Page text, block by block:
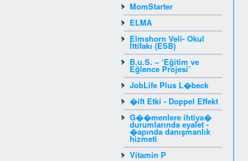
MomStarter
ELMA
Elmshorn Veli- Okul
İttifakı (ESB)
B.u.S. – ‘Eğitim ve
Eğlence Projesi’
JobLife Plus L�beck
�ift Etki - Doppel Effekt
G��menlere ihtiya�
durumlarında eyalet -
�apında danışmanlık
hizmeti
Vitamin P